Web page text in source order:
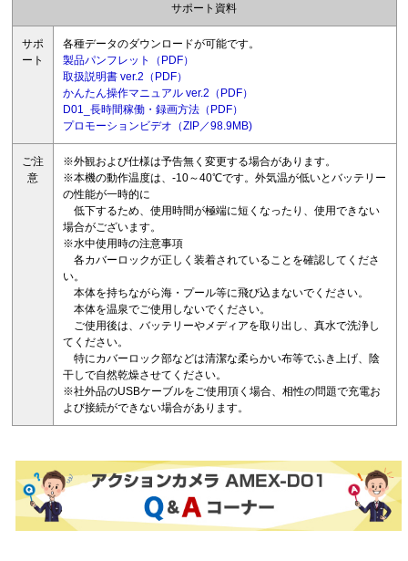
サポート資料
サポ
ート
各種データのダウンロードが可能です。
製品パンフレット（PDF）
取扱説明書 ver.2（PDF）
かんたん操作マニュアル ver.2（PDF）
D01_長時間稼働・録画方法（PDF）
プロモーションビデオ（ZIP／98.9MB)
ご注
意
※外観および仕様は予告無く変更する場合があります。
※本機の動作温度は、-10～40℃です。外気温が低いとバッテリー
の性能が一時的に
低下するため、使用時間が極端に短くなったり、使用できない
場合がございます。
※水中使用時の注意事項
各カバーロックが正しく装着されていることを確認してくださ
い。
本体を持ちながら海・プール等に飛び込まないでください。
本体を温泉でご使用しないでください。
ご使用後は、バッテリーやメディアを取り出し、真水で洗浄し
てください。
特にカバーロック部などは清潔な柔らかい布等でふき上げ、陰
干しで自然乾燥させてください。
※社外品のUSBケーブルをご使用頂く場合、相性の問題で充電お
よび接続ができない場合があります。